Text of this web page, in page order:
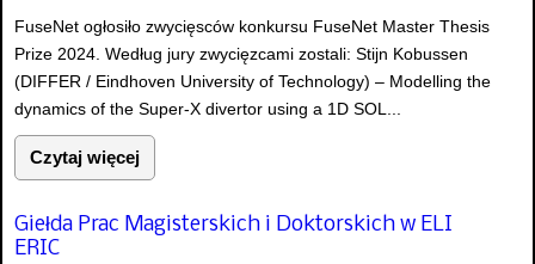
FuseNet ogłosiło zwycięsców konkursu FuseNet Master Thesis
Prize 2024. Według jury zwycięzcami zostali: Stijn Kobussen
(DIFFER / Eindhoven University of Technology) – Modelling the
dynamics of the Super-X divertor using a 1D SOL...
Czytaj więcej
Giełda Prac Magisterskich i Doktorskich w ELI
ERIC